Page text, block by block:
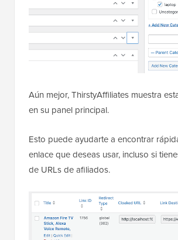
Aún mejor, ThirstyAffiliates muestra
en su panel principal.
Esto puede ayudarte a encontrar
enlace que deseas usar, incluso si
de URLs de afiliados.